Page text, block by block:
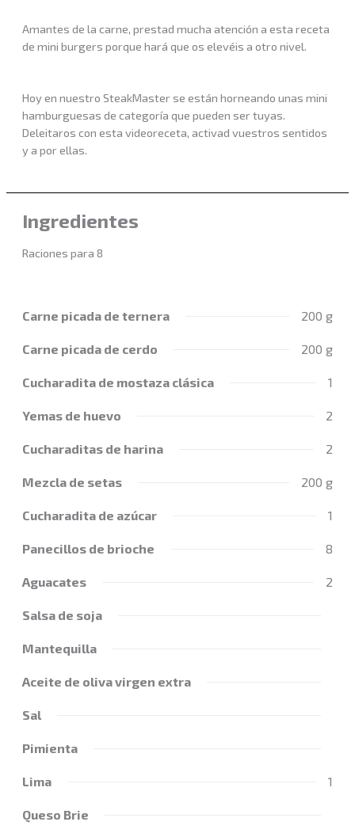
Amantes de la carne, prestad mucha atención a esta receta
de mini burgers porque hará que os elevéis a otro nivel.
Hoy en nuestro SteakMaster se están horneando unas mini
hamburguesas de categoría que pueden ser tuyas.
Deleitaros con esta videoreceta, activad vuestros sentidos
y a por ellas.
Ingredientes
Raciones para 8
Carne picada de ternera 200 g
Carne picada de cerdo 200 g
Cucharadita de mostaza clásica 1
Yemas de huevo 2
Cucharaditas de harina 2
Mezcla de setas 200 g
Cucharadita de azúcar 1
Panecillos de brioche 8
Aguacates 2
Salsa de soja
Mantequilla
Aceite de oliva virgen extra
Sal
Pimienta
Lima 1
Queso Brie